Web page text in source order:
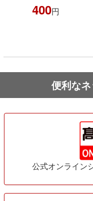
便利な
公式オンライン